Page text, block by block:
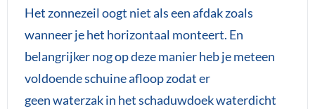
Het zonnezeil oogt niet als een afdak zoals
wanneer je het horizontaal monteert. En
belangrijker nog op deze manier heb je meteen
voldoende schuine afloop zodat er
geen waterzak in het schaduwdoek waterdicht